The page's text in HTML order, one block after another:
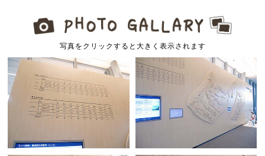
写真をクリックすると大きく表示されます